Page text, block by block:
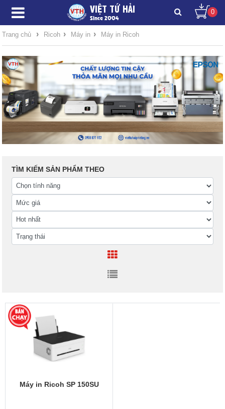
VIỆT TỨ HẢI
Since 2004
0
Trang chủ › Ricoh › Máy in › Máy in Ricoh
TÌM KIẾM SẢN PHẨM THEO
Máy in Ricoh SP 150SU